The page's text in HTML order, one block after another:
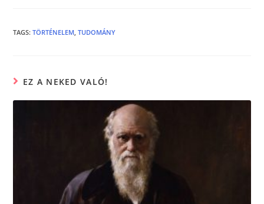
b
o
k
n
er
TAGS:TÖRTÉNELEM, TUDOMÁNY
EZ A NEKED VALÓ!